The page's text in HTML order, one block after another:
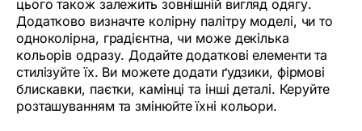
цього також залежить зовнішній вигляд одягу.
Додатково визначте колірну палітру моделі, чи то
одноколірна, градієнтна, чи може декілька
кольорів одразу. Додайте додаткові елементи та
стилізуйте їх. Ви можете додати ґудзики, фірмові
блискавки, паєтки, камінці та інші деталі. Керуйте
розташуванням та змінюйте їхні кольори.